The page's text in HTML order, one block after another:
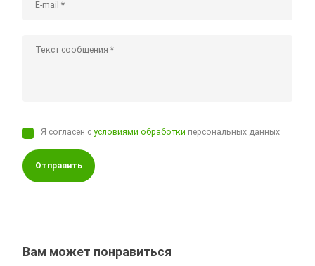
Я согласен сусловиями обработки персональных данных
Отправить
Вам может понравиться